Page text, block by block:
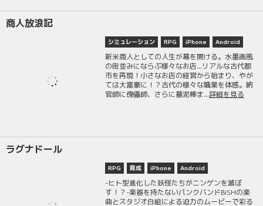
商人放浪記
シミュレーション RPG iPhone Android
新米商人としての人生が幕を開ける。水墨画風
の街並みにならぶ様々なお店...リアルな古代都
市を再現！小さなお店の経営から始まり、やが
ては大富豪に！？古代の様々な職業を体感。納
官師に傀儡師、さらに墓泥棒ま...詳細を見る
ラグナドール
RPG 育成 iPhone Android
-ヒト型進化した妖怪たちがニンゲンを滅ぼ
す！？-楽器を持たないパンクバンドBiSHの楽
曲とスタジオ白組による迫力のムービーで彩る